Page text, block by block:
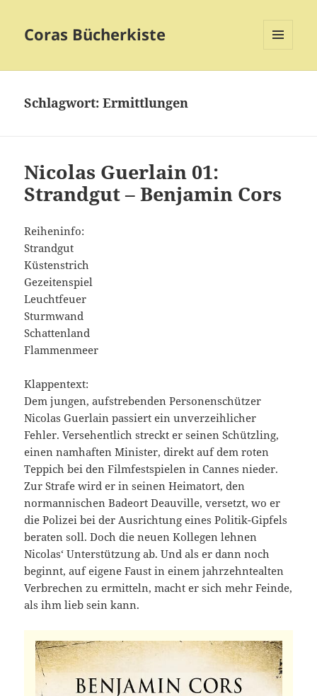
Coras Bücherkiste
Schlagwort:Ermittlungen
Nicolas Guerlain 01:
Strandgut – Benjamin Cors
Reiheninfo:
Strandgut
Küstenstrich
Gezeitenspiel
Leuchtfeuer
Sturmwand
Schattenland
Flammenmeer
Klappentext:
Dem jungen, aufstrebenden Personenschützer
Nicolas Guerlain passiert ein unverzeihlicher
Fehler. Versehentlich streckt er seinen Schützling,
einen namhaften Minister, direkt auf dem roten
Teppich bei den Filmfestspielen in Cannes nieder.
Zur Strafe wird er in seinen Heimatort, den
normannischen Badeort Deauville, versetzt, wo er
die Polizei bei der Ausrichtung eines Politik-Gipfels
beraten soll. Doch die neuen Kollegen lehnen
Nicolas‘ Unterstützung ab. Und als er dann noch
beginnt, auf eigene Faust in einem jahrzehntealten
Verbrechen zu ermitteln, macht er sich mehr Feinde,
als ihm lieb sein kann.